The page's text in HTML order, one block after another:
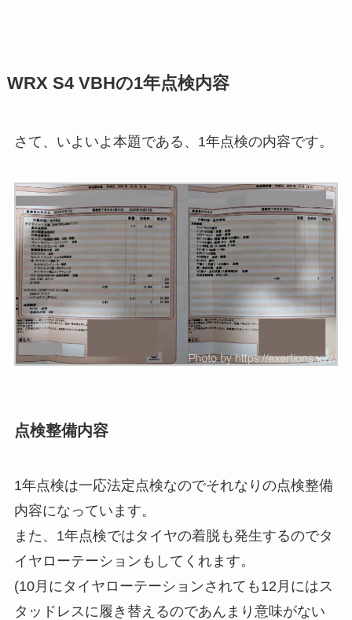
WRX S4 VBHの1年点検内容
さて、いよいよ本題である、1年点検の内容です。
点検整備内容
1年点検は一応法定点検なのでそれなりの点検整備
内容になっています。
また、1年点検ではタイヤの着脱も発生するのでタ
イヤローテーションもしてくれます。
(10月にタイヤローテーションされても12月にはス
タッドレスに履き替えるのであんまり意味がない